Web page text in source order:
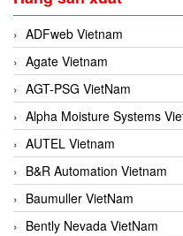
ADFweb Vietnam
Agate Vietnam
AGT-PSG VietNam
Alpha Moisture Systems
AUTEL Vietnam
B&R Automation Vietnam
Baumuller VietNam
Bently Nevada VietNam